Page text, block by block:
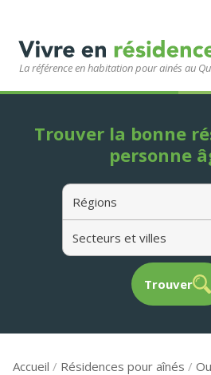
La référence en habitation pour ainés au
Régions
Secteurs et villes
Trouver
Trouver la bonne
personne
Accueil / Résidences pour aînés /